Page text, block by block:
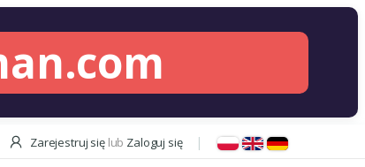
Zarejestruj się lub Zaloguj się